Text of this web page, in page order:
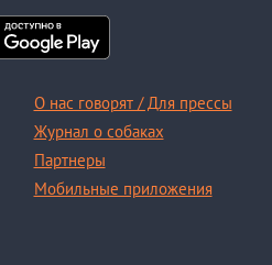
О нас говорят / Для прессы
Журнал о собаках
Партнеры
Мобильные приложения